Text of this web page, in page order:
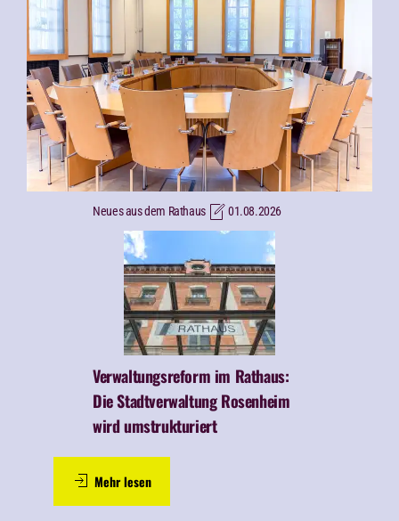
Neues aus dem Rathaus 01.08.2026
Verwaltungsreform im Rathaus:
Die Stadtverwaltung Rosenheim
wird umstrukturiert
Mehr lesen